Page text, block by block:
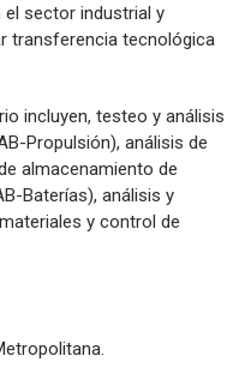
sector industrial y
transferencia tecnológica
incluyen, testeo y análisis
Propulsión), análisis de
almacenamiento de
Baterías), análisis y
y control de